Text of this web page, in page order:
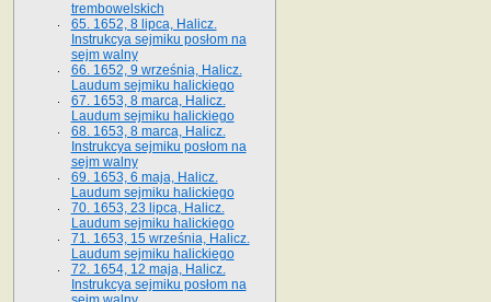
trembowelskich
65. 1652, 8 lipca, Halicz.
Instrukcya sejmiku posłom na
sejm walny
66. 1652, 9 września, Halicz.
Laudum sejmiku halickiego
67. 1653, 8 marca, Halicz.
Laudum sejmiku halickiego
68. 1653, 8 marca, Halicz.
Instrukcya sejmiku posłom na
sejm walny
69. 1653, 6 maja, Halicz.
Laudum sejmiku halickiego
70. 1653, 23 lipca, Halicz.
Laudum sejmiku halickiego
71. 1653, 15 września, Halicz.
Laudum sejmiku halickiego
72. 1654, 12 maja, Halicz.
Instrukcya sejmiku posłom na